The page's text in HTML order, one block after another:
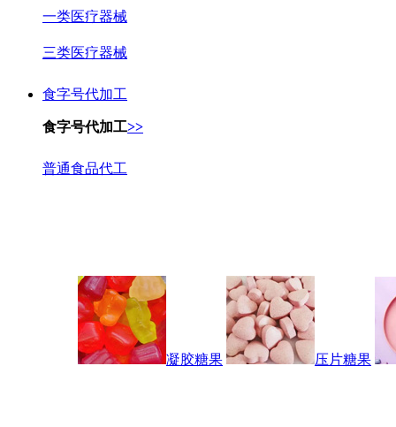
一类医疗器械
三类医疗器械
食字号代加工
食字号代加工>>
普通食品代工
凝胶糖果 压片糖果